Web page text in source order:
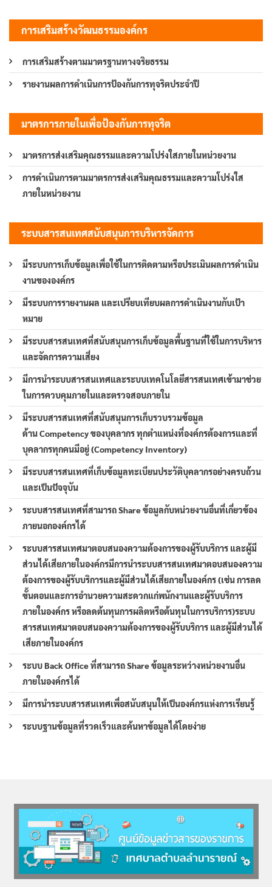
การเสริมสร้างวัฒนธรรมองค์กร
การเสริมสร้างตามมาตรฐานทางจริยธรรม
รายงานผลการดำเนินการป้องกันการทุจริตประจำปี
มาตรการภายในเพื่อป้องกันการทุจริต
มาตรการส่งเสริมคุณธรรมและความโปร่งใสภายในหน่วยงาน
การดำเนินการตามมาตรการส่งเสริมคุณธรรมและความโปร่งใส
ภายในหน่วยงาน
ระบบสารสนเทศสนับสนุนการบริหารจัดการ
มีระบบการเก็บข้อมูลเพื่อใช้ในการติดตามหรือประเมินผลการดำเนิน
งานขององค์กร
มีระบบการรายงานผล และเปรียบเทียบผลการดำเนินงานกับเป้า
หมาย
มีระบบสารสนเทศที่สนับสนุนการเก็บข้อมูลพื้นฐานที่ใช้ในการบริหาร
และจัดการความเสี่ยง
มีการนำระบบสารสนเทศและระบบเทคโนโลยีสารสนเทศเข้ามาช่วย
ในการควบคุมภายในและตรวจสอบภายใน
มีระบบสารสนเทศที่สนับสนุนการเก็บรวบรวมข้อมูล
ด้าน Competency ของบุคลากร ทุกตำแหน่งที่องค์กรต้องการและที่
บุคลากรทุกคนมีอยู่ (Competency Inventory)
มีระบบสารสนเทศที่เก็บข้อมูลทะเบียนประวัติบุคลากรอย่างครบถ้วน
และเป็นปัจจุบัน
ระบบสารสนเทศที่สามารถ Share ข้อมูลกับหน่วยงานอื่นที่เกี่ยวข้อง
ภายนอกองค์กรได้
ระบบสารสนเทศมาตอบสนองความต้องการของผู้รับบริการ และผู้มี
ส่วนได้เสียภายในองค์กรมีการนำระบบสารสนเทศมาตอบสนองความ
ต้องการของผู้รับบริการและผู้มีส่วนได้เสียภายในองค์กร (เช่น การลด
ขั้นตอนและการอำนวยความสะดวกแก่พนักงานและผู้รับบริการ
ภายในองค์กร หรือลดต้นทุนการผลิตหรือต้นทุนในการบริการ)ระบบ
สารสนเทศมาตอบสนองความต้องการของผู้รับบริการ และผู้มีส่วนได้
เสียภายในองค์กร
ระบบ Back Office ที่สามารถ Share ข้อมูลระหว่างหน่วยงานอื่น
ภายในองค์กรได้
มีการนำระบบสารสนเทศเพื่อสนับสนุนให้เป็นองค์กรแห่งการเรียนรู้
ระบบฐานข้อมูลที่รวดเร็วและค้นหาข้อมูลได้โดยง่าย